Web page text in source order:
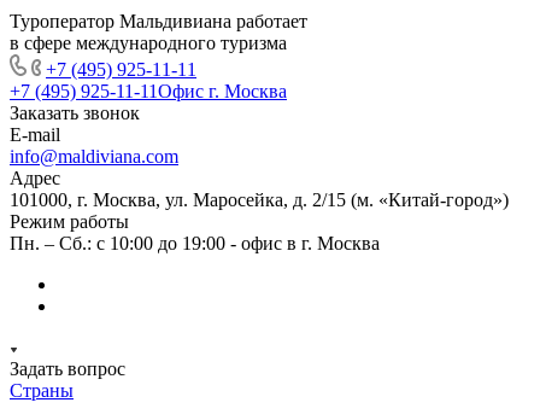
Туроператор Мальдивиана работает
в сфере международного туризма
+7 (495) 925-11-11
+7 (495) 925-11-11Офис г. Москва
Заказать звонок
E-mail
info@maldiviana.com
Адрес
101000, г. Москва, ул. Маросейка, д. 2/15 (м. «Китай-город»)
Режим работы
Пн. – Сб.: с 10:00 до 19:00 - офис в г. Москва
Задать вопрос
Страны